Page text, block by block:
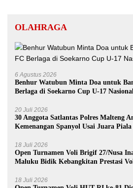
OLAHRAGA
6 Agustus 2026
Benhur Watubun Minta Doa untuk
Berlaga di Soekarno Cup U-17 Nasional
20 Juli 2026
30 Anggota Satlantas Polres Malteng
Kemenangan Spanyol Usai Juara
18 Juli 2026
Open Turnamen Voli Brigif 27/Nusa
Maluku Bidik Kebangkitan Prestasi
18 Juli 2026